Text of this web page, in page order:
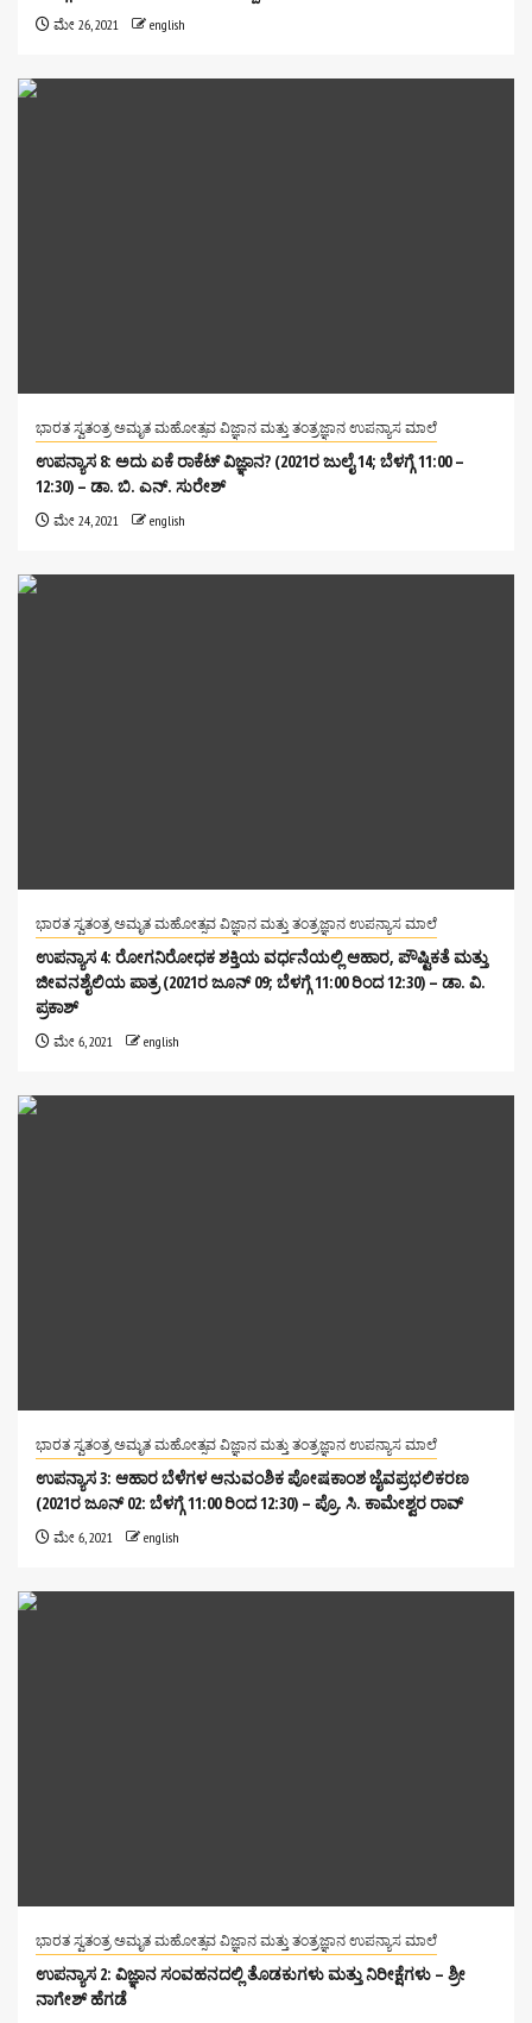
ಮೇ 26, 2021 english
ಭಾರತ ಸ್ವತಂತ್ರ ಅಮೃತ ಮಹೋತ್ಸವ ವಿಜ್ಞಾನ ಮತ್ತು ತಂತ್ರಜ್ಞಾನ ಉಪನ್ಯಾಸ ಮಾಲೆ
ಉಪನ್ಯಾಸ 8: ಅದು ಏಕೆ ರಾಕೆಟ್ ವಿಜ್ಞಾನ? (2021ರ ಜುಲೈ 14; ಬೆಳಗ್ಗೆ 11:00 –
12:30) – ಡಾ. ಬಿ. ಎನ್. ಸುರೇಶ್
ಮೇ 24, 2021 english
ಭಾರತ ಸ್ವತಂತ್ರ ಅಮೃತ ಮಹೋತ್ಸವ ವಿಜ್ಞಾನ ಮತ್ತು ತಂತ್ರಜ್ಞಾನ ಉಪನ್ಯಾಸ ಮಾಲೆ
ಉಪನ್ಯಾಸ 4: ರೋಗನಿರೋಧಕ ಶಕ್ತಿಯ ವರ್ಧನೆಯಲ್ಲಿ ಆಹಾರ, ಪೌಷ್ಟಿಕತೆ ಮತ್ತು
ಜೀವನಶೈಲಿಯ ಪಾತ್ರ (2021ರ ಜೂನ್ 09; ಬೆಳಗ್ಗೆ 11:00 ರಿಂದ 12:30) – ಡಾ. ವಿ.
ಪ್ರಕಾಶ್
ಮೇ 6, 2021 english
ಭಾರತ ಸ್ವತಂತ್ರ ಅಮೃತ ಮಹೋತ್ಸವ ವಿಜ್ಞಾನ ಮತ್ತು ತಂತ್ರಜ್ಞಾನ ಉಪನ್ಯಾಸ ಮಾಲೆ
ಉಪನ್ಯಾಸ 3: ಆಹಾರ ಬೆಳೆಗಳ ಆನುವಂಶಿಕ ಪೋಷಕಾಂಶ ಜೈವಪ್ರಭಲಿಕರಣ
(2021ರ ಜೂನ್ 02: ಬೆಳಗ್ಗೆ 11:00 ರಿಂದ 12:30) – ಪ್ರೊ. ಸಿ. ಕಾಮೇಶ್ವರ ರಾವ್
ಮೇ 6, 2021 english
ಭಾರತ ಸ್ವತಂತ್ರ ಅಮೃತ ಮಹೋತ್ಸವ ವಿಜ್ಞಾನ ಮತ್ತು ತಂತ್ರಜ್ಞಾನ ಉಪನ್ಯಾಸ ಮಾಲೆ
ಉಪನ್ಯಾಸ 2: ವಿಜ್ಞಾನ ಸಂವಹನದಲ್ಲಿ ತೊಡಕುಗಳು ಮತ್ತು ನಿರೀಕ್ಷೆಗಳು – ಶ್ರೀ
ನಾಗೇಶ್ ಹೆಗಡೆ